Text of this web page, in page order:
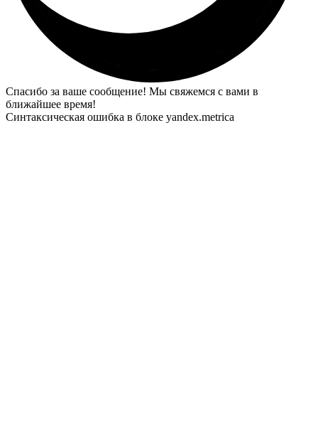
Спасибо за ваше сообщение! Мы свяжемся с вами в
ближайшее время!
Синтаксическая ошибка в блоке yandex.metrica